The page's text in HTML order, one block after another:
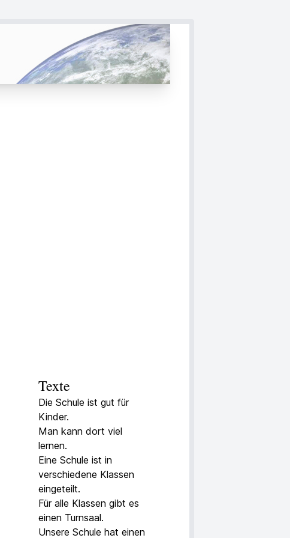
Texte
Die Schule ist gut für
Kinder.
Man kann dort viel
lernen.
Eine Schule ist in
verschiedene Klassen
eingeteilt.
Für alle Klassen gibt es
einen Turnsaal.
Unsere Schule hat einen